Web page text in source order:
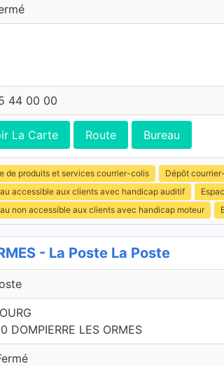
44 00 00
La Carte Route Bureau
de produits et services courrier-colis Dépôt
accessible aux clients avec handicap auditif
non accessible aux clients avec handicap moteur
- La Poste La Poste
DOMPIERRE LES ORMES